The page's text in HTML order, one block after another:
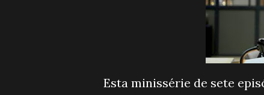
Esta minissérie de sete